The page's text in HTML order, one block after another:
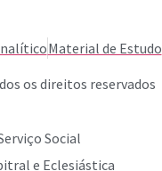
Material de Estudo
os direitos reservados
Social
e Eclesiástica